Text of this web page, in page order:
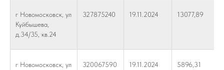
г Новомосковск, ул
Куйбышева,
д.34/35, кв.24
327875240 19.11.2024 13077,89
г Новомосковск, ул
320067590 19.11.2024 5896,31